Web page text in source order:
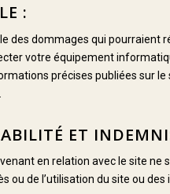
:
des dommages qui pourraient
votre équipement
précises publiées sur le
ET
en relation avec le site
ou de l’utilisation du site ou